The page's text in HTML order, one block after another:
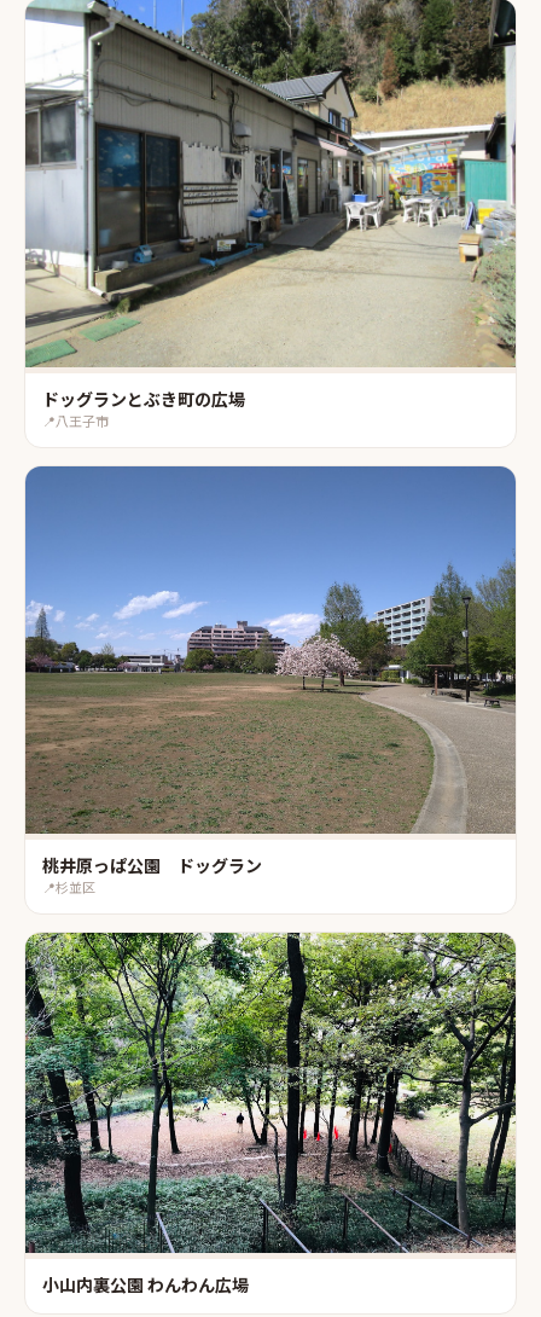
ドッグランとぶき町の広場
📍八王子市
桃井原っぱ公園 ドッグラン
📍杉並区
小山内裏公園 わんわん広場